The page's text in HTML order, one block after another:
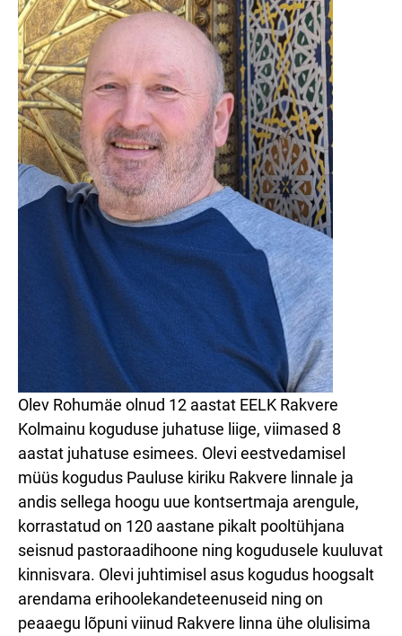
Olev Rohumäe olnud 12 aastat EELK Rakvere
Kolmainu koguduse juhatuse liige, viimased 8
aastat juhatuse esimees. Olevi eestvedamisel
müüs kogudus Pauluse kiriku Rakvere linnale ja
andis sellega hoogu uue kontsertmaja arengule,
korrastatud on 120 aastane pikalt pooltühjana
seisnud pastoraadihoone ning kogudusele kuuluvat
kinnisvara. Olevi juhtimisel asus kogudus hoogsalt
arendama erihoolekandeteenuseid ning on
peaaegu lõpuni viinud Rakvere linna ühe olulisima